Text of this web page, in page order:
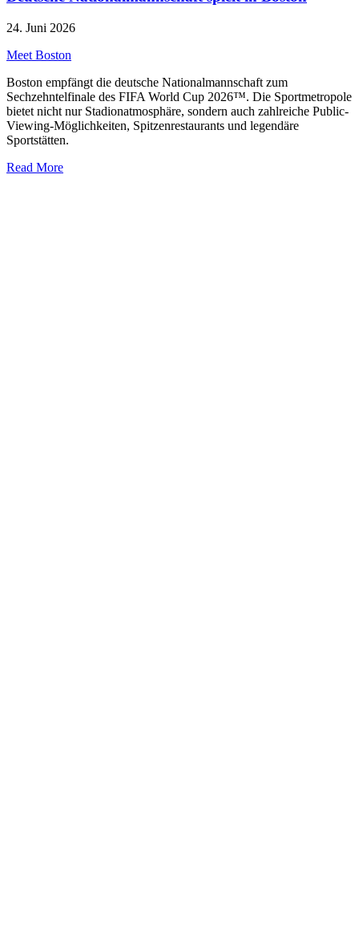
24. Juni 2026
Meet Boston
Boston empfängt die deutsche Nationalmannschaft zum
Sechzehntelfinale des FIFA World Cup 2026™. Die Sportmetropole
bietet nicht nur Stadionatmosphäre, sondern auch zahlreiche Public-
Viewing-Möglichkeiten, Spitzenrestaurants und legendäre
Sportstätten.
Read More